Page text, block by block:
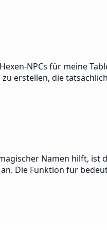
NPCs für meine
erstellen, die
Namen hilft,
Die Funktion für